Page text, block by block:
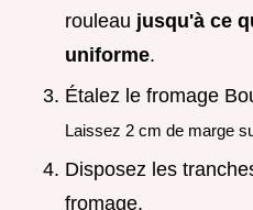
rouleau jusqu'à ce
uniforme.
Étalez le fromage
Laissez 2 cm de marge
Disposez les
fromage.